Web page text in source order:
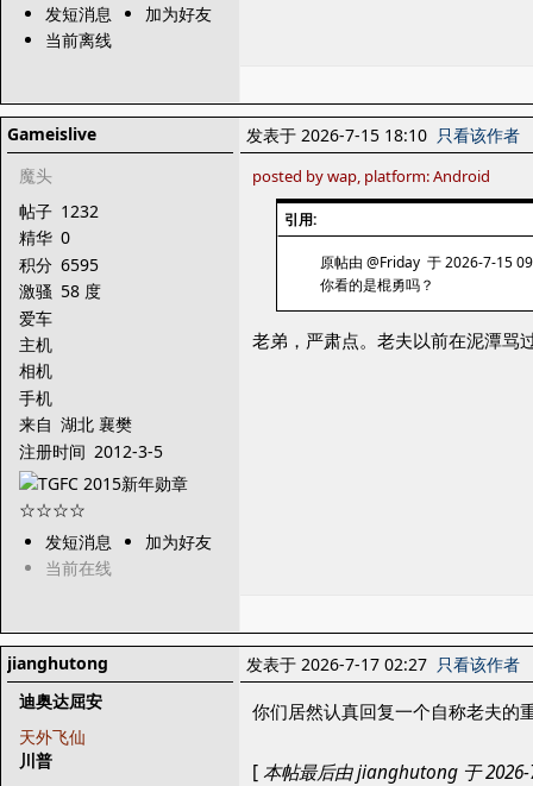
发短消息
加为好友
当前离线
Gameislive
魔头
帖子 1232
精华 0
积分 6595
激骚 58 度
爱车
主机
相机
手机
来自 湖北 襄樊
注册时间 2012-3-5
发短消息
加为好友
当前在线
发表于 2026-7-15 18:10 只看该作者
posted by wap, platform: Android
引用:
原帖由 @Friday 于 2026-7-15
你看的是棍勇吗？
老弟，严肃点。老夫以前在泥潭骂
jianghutong
迪奥达屈安
天外飞仙
川普
发表于 2026-7-17 02:27 只看该作者
你们居然认真回复一个自称老夫的
[本帖最后由 jianghutong 于